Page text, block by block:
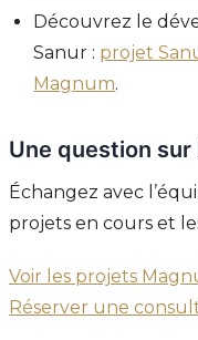
Découvrez le
Sanur : projet
Magnum.
Une question sur
Échangez avec
projets en cours et
Voir les projets
Réserver une